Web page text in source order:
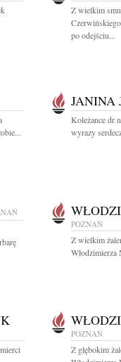
Z wielkim
po odejściu...
JANINA
Koleżance dr
wyrazy
POZNAŃ
Z wielkim
POZNAŃ
Z głębokim